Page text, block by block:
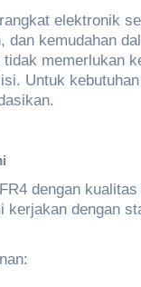
elektronik
dan kemudahan
memerlukan
Untuk
dengan
dengan